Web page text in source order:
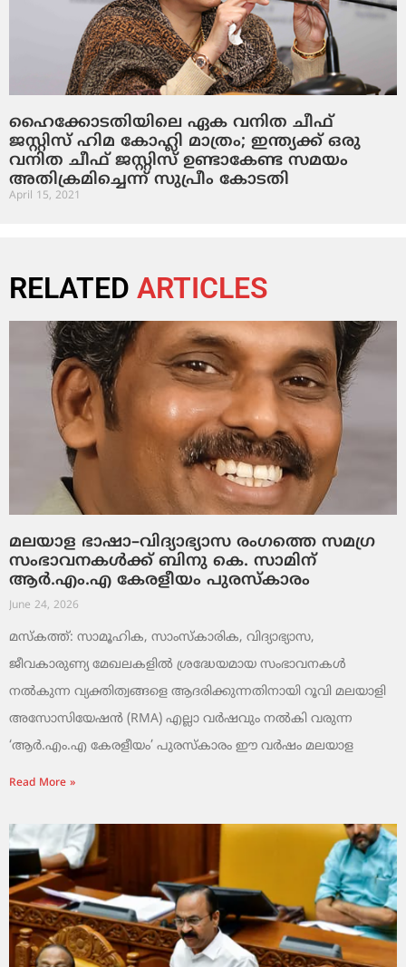
ഹൈക്കോടതിയിലെ ഏക വനിത ചീഫ്
ജസ്റ്റിസ് ഹിമ കോഹ്ലി മാത്രം; ഇന്ത്യക്ക് ഒരു
വനിത ചീഫ് ജസ്റ്റിസ് ഉണ്ടാകേണ്ട സമയം
അതിക്രമിച്ചെന്ന് സുപ്രീം കോടതി
April 15, 2021
RELATED ARTICLES
മലയാള ഭാഷാ–വിദ്യാഭ്യാസ രംഗത്തെ സമഗ്ര
സംഭാവനകൾക്ക് ബിനു കെ. സാമിന്
ആർ.എം.എ കേരളീയം പുരസ്‌കാരം
June 24, 2026
മസ്കത്ത്: സാമൂഹിക, സാംസ്‌കാരിക, വിദ്യാഭ്യാസ,
ജീവകാരുണ്യ മേഖലകളിൽ ശ്രദ്ധേയമായ സംഭാവനകൾ
നൽകുന്ന വ്യക്തിത്വങ്ങളെ ആദരിക്കുന്നതിനായി റൂവി മലയാളി
അസോസിയേഷൻ (RMA) എല്ലാ വർഷവും നൽകി വരുന്ന
‘ആർ.എം.എ കേരളീയം’ പുരസ്‌കാരം ഈ വർഷം മലയാള
Read More »